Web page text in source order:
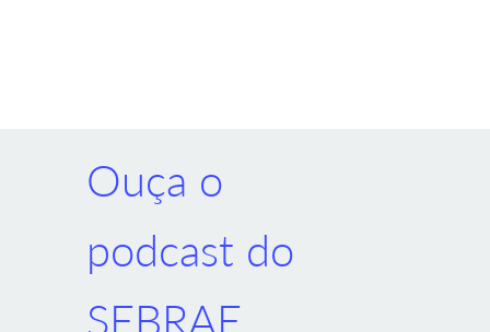
Ouça o
podcast do
SEBRAE